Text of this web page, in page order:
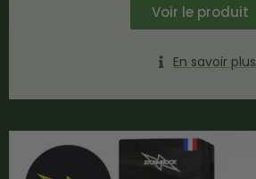
Voir le produit
En savoir plus